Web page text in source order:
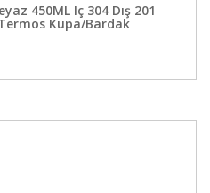
450ML Iç 304 Dış 201
Kupa/Bardak